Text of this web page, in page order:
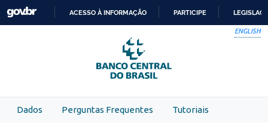
Skip to main content
PARA
O
CONTEÚDO
ACESSO À INFORMAÇÃO PARTICIPE
ENGLISH
Dados Perguntas Frequentes Tutoriais